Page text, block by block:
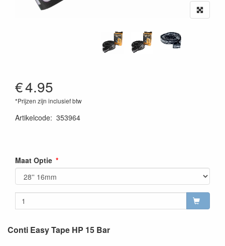
€4.95
*Prijzen zijn inclusief btw
Artikelcode: 353964
Maat Optie
Conti Easy Tape HP 15 Bar